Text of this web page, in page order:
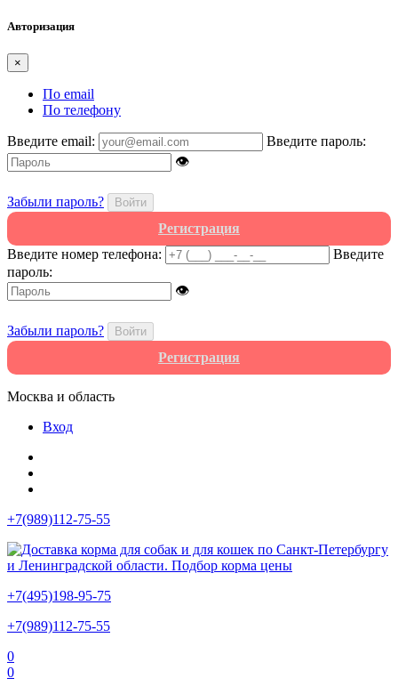
Авторизация
×
По email
По телефону
Введите email:
Введите пароль:
👁
Забыли пароль? Войти
Регистрация
Введите номер телефона:
Введите
пароль:
👁
Забыли пароль? Войти
Регистрация
Москва и область
Вход
+7(989)112-75-55
+7(495)198-95-75
+7(989)112-75-55
0
0